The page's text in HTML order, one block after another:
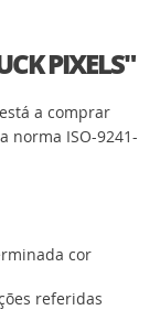
PIXELS"
a comprar
norma ISO-9241-
cor
referidas